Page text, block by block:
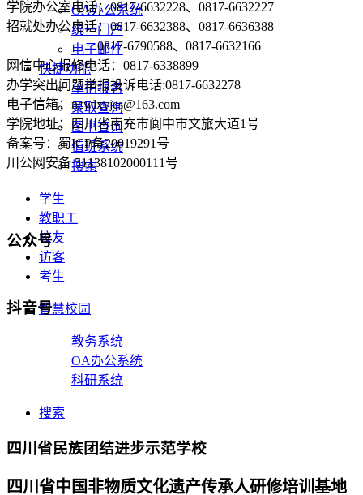
OA办公系统
统一门户
电子邮件
快捷功能
单招报名
录取查询
图书查询
值班系统
搜索
学生
教职工
校友
访客
考生
智慧校园
教务系统
OA办公系统
科研系统
搜索
四川省民族团结进步示范学校
四川省中国非物质文化遗产传承人研修培训基地
学院办公室电话：0817-6632228、0817-6632227
招就处办公电话：0817-6632388、0817-6636388
0817-6790588、0817-6632166
网信中心报修电话：0817-6338899
办学突出问题举报投诉电话:0817-6632278
电子信箱：ncwlxyjcs@163.com
学院地址：四川省南充市阆中市文旅大道1号
备案号：蜀ICP备20019291号
川公网安备 51138102000111号
公众号
抖音号